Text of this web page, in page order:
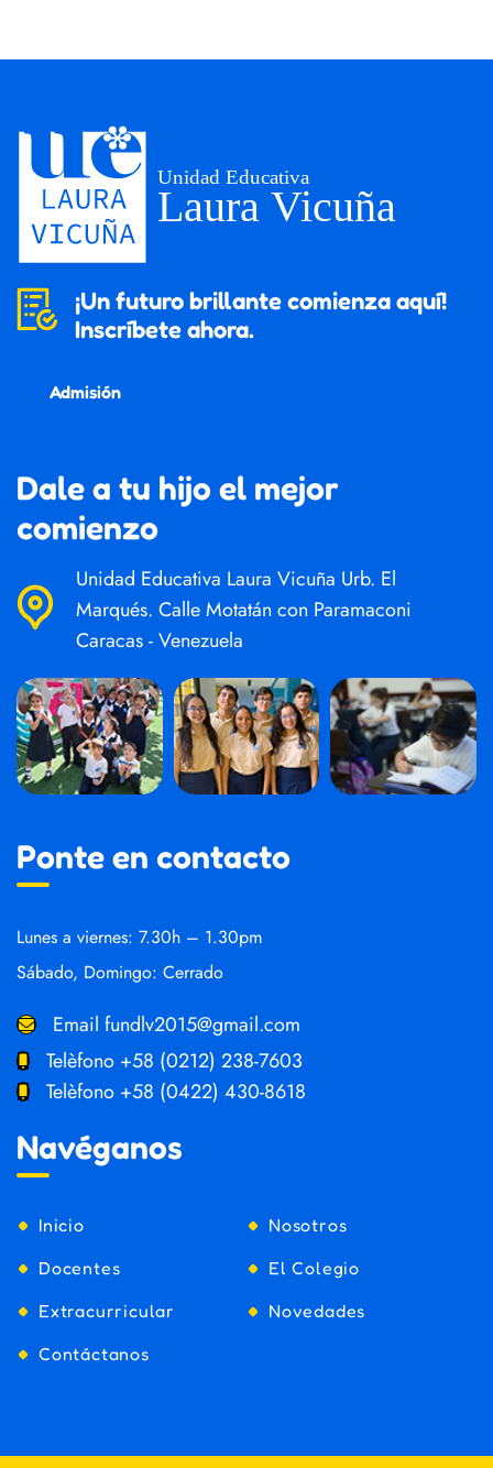
¡Un futuro brillante comienza aquí!
Inscríbete ahora.
Admisión
Dale a tu hijo el mejor
comienzo
Unidad Educativa Laura Vicuña Urb. El
Marqués. Calle Motatán con Paramaconi
Caracas - Venezuela
Ponte en contacto
Lunes a viernes: 7.30h – 1.30pm
Sábado, Domingo: Cerrado
Email fundlv2015@gmail.com
Telèfono +58 (0212) 238-7603
Telèfono +58 (0422) 430-8618
Navéganos
Inicio
Nosotros
Docentes
El Colegio
Extracurricular
Novedades
Contáctanos